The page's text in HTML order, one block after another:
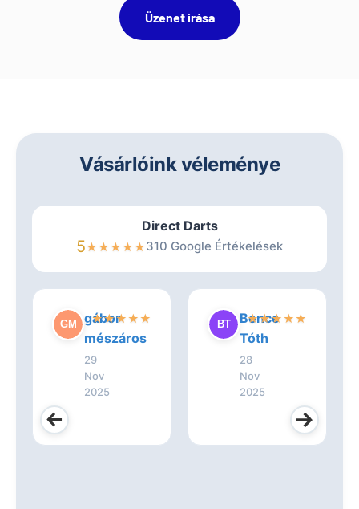
Üzenet írása
Vásárlóink véleménye
Direct Darts
5★★★★★310 Google Értékelések
gábor
mészáros
29
Nov
2025
★★★★★
Bence
Tóth
28
Nov
2025
★★★★★